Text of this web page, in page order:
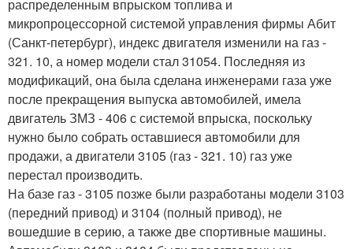
распределенным впрыском топлива и
микропроцессорной системой управления фирмы Абит
(Санкт-петербург), индекс двигателя изменили на газ -
321. 10, а номер модели стал 31054. Последняя из
модификаций, она была сделана инженерами газа уже
после прекращения выпуска автомобилей, имела
двигатель ЗМЗ - 406 с системой впрыска, поскольку
нужно было собрать оставшиеся автомобили для
продажи, а двигатели 3105 (газ - 321. 10) газ уже
перестал производить.
На базе газ - 3105 позже были разработаны модели 3103
(передний привод) и 3104 (полный привод), не
вошедшие в серию, а также две спортивные машины.